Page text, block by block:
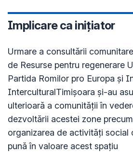
Implicare ca inițiator
Urmare a consultării
de Resurse pentru regenerare
Partida Romilor pro Europa și
InterculturalTimișoara și-au
ulterioară a comunității în
dezvoltării acestei zone
organizarea de activități social
pună în valoare acest spațiu